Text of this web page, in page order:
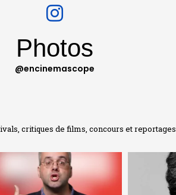
Photos
@encinemascope
critiques de films, concours et reportages